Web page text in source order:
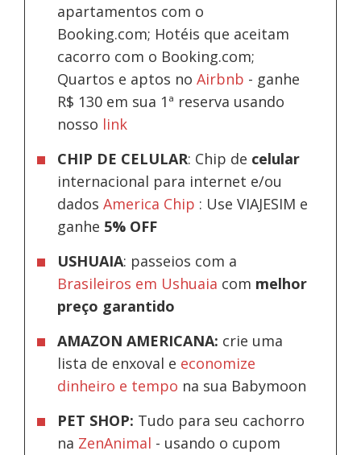
apartamentos com o
Booking.com; Hotéis que aceitam
cacorro com o Booking.com;
Quartos e aptos noAirbnb - ganhe
R$ 130 em sua 1ª reserva usando
nosso link
CHIP DE CELULAR: Chip de celular
internacional para internet e/ou
dadosAmerica Chip : Use VIAJESIM e
ganhe 5% OFF
USHUAIA: passeios com a
Brasileiros em Ushuaia com melhor
preço garantido
AMAZON AMERICANA: crie uma
lista de enxoval e economize
dinheiro e tempo na sua Babymoon
PET SHOP: Tudo para seu cachorro
na ZenAnimal - usando o cupom